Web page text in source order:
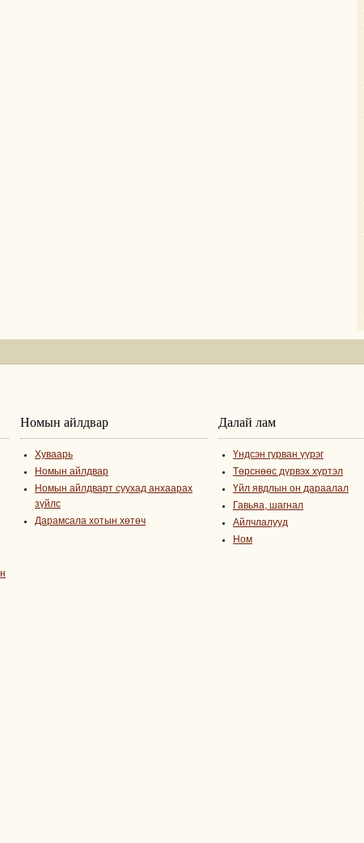
Номын айлдвар
Хуваарь
Номын айлдвар
Номын айлдварт суухад анхаарах
зүйлс
Дарамсала хотын хөтөч
Далай лам
Үндсэн гурван үүрэг
Төрснөөс дүрвэх хүртэл
Үйл явдлын он дараалал
Гавьяа, шагнал
Айлчлалууд
Ном